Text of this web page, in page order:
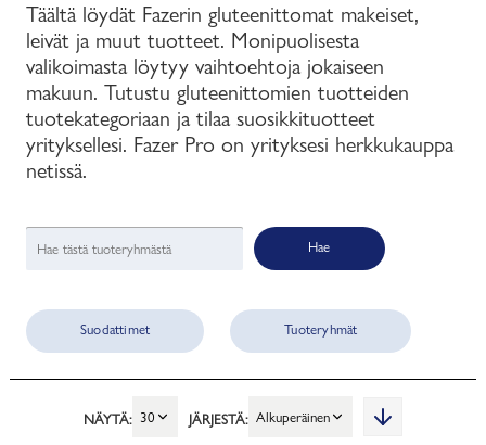
Täältä löydät Fazerin gluteenittomat makeiset,
leivät ja muut tuotteet. Monipuolisesta
valikoimasta löytyy vaihtoehtoja jokaiseen
makuun. Tutustu gluteenittomien tuotteiden
tuotekategoriaan ja tilaa suosikkituotteet
yrityksellesi. Fazer Pro on yrityksesi herkkukauppa
netissä.
Hae
Suodattimet Tuoteryhmät
NÄYTÄ: 30 JÄRJESTÄ: Alkuperäinen